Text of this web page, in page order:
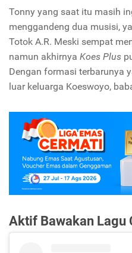
Tonny yang saat itu masih
menggandeng dua musisi,
Totok A.R. Meski sempat
namun akhirnya Koes Plus
Dengan formasi terbarunya
luar keluarga Koeswoyo,
Aktif Bawakan Lagu